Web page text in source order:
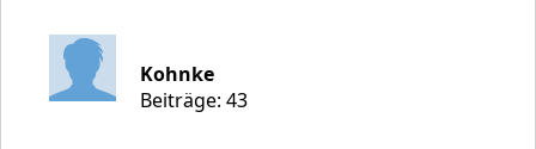
Kohnke
Beiträge: 43